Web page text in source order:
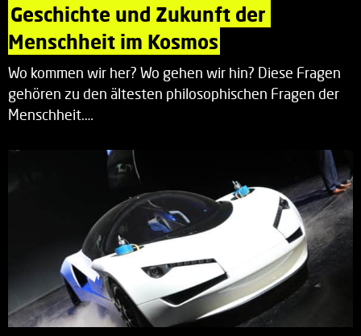
Geschichte und Zukunft der
Menschheit im Kosmos
Wo kommen wir her? Wo gehen wir hin? Diese Fragen
gehören zu den ältesten philosophischen Fragen der
Menschheit.…